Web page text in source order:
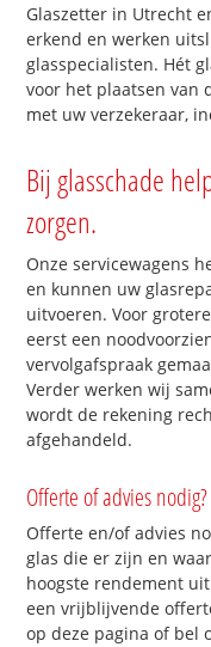
Glaszetter in Utrecht
erkend en werken
glasspecialisten. Hét
voor het plaatsen van
met uw verzekeraar,
Bij glasschade
zorgen.
Onze servicewagens
en kunnen uw
uitvoeren. Voor
eerst een
vervolgafspraak
Verder werken wij
wordt de rekening
afgehandeld.
Offerte of advies nodig?
Offerte en/of advies
glas die er zijn en
hoogste rendement
een vrijblijvende
op deze pagina of bel